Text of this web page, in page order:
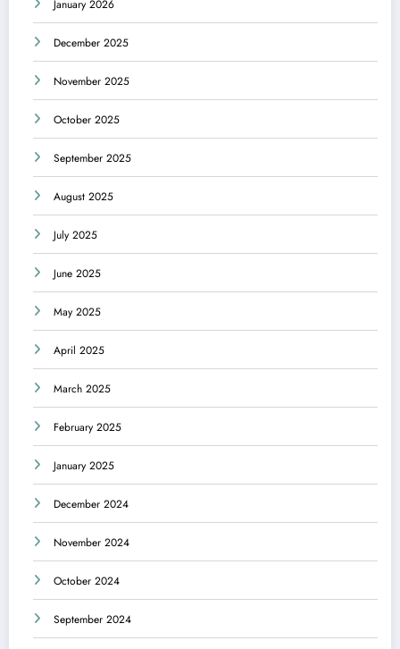
January 2026
December 2025
November 2025
October 2025
September 2025
August 2025
July 2025
June 2025
May 2025
April 2025
March 2025
February 2025
January 2025
December 2024
November 2024
October 2024
September 2024